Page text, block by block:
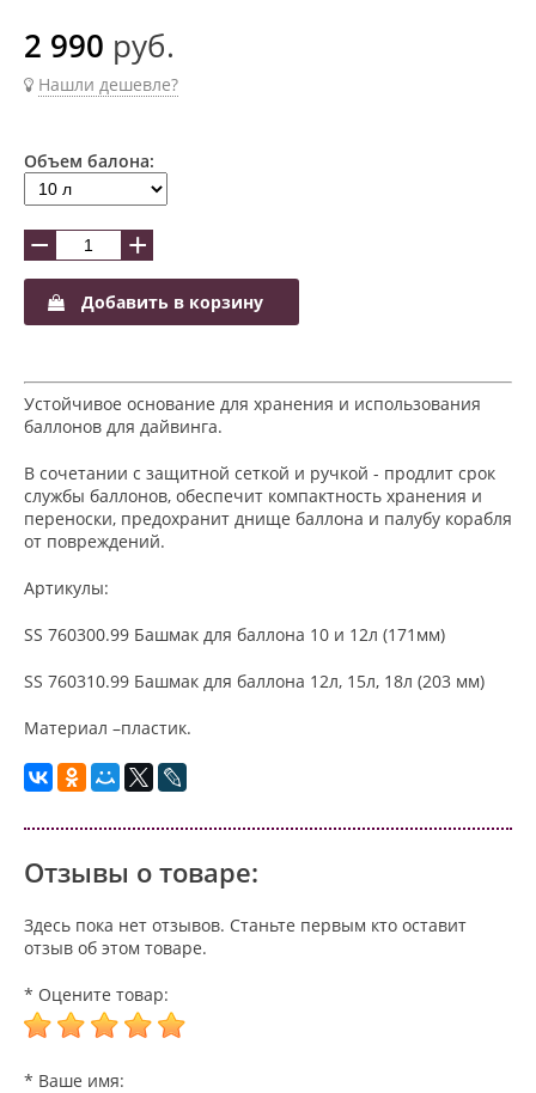
2 990 руб.
Нашли дешевле?
Объем балона:
− +
Добавить в корзину
Устойчивое основание для хранения и использования
баллонов для дайвинга.
В сочетании с защитной сеткой и ручкой - продлит срок
службы баллонов, обеспечит компактность хранения и
переноски, предохранит днище баллона и палубу корабля
от повреждений.
Артикулы:
SS 760300.99 Башмак для баллона 10 и 12л (171мм)
SS 760310.99 Башмак для баллона 12л, 15л, 18л (203 мм)
Материал –пластик.
Отзывы о товаре:
Здесь пока нет отзывов. Станьте первым кто оставит
отзыв об этом товаре.
* Оцените товар:
* Ваше имя: